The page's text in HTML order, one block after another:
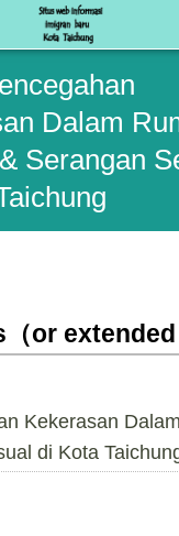
Dalam
Serangan
or extended
Kekerasan
di Kota